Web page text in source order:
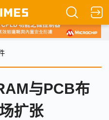
与PCB布
扩张